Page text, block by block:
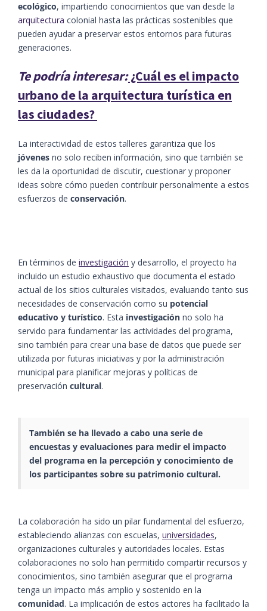
ecológico, impartiendo conocimientos que van desde la
arquitectura colonial hasta las prácticas sostenibles que
pueden ayudar a preservar estos entornos para futuras
generaciones.
Te podría interesar:¿Cuál es el impacto
urbano de la arquitectura turística en
las ciudades?
La interactividad de estos talleres garantiza que los
jóvenes no solo reciben información, sino que también se
les da la oportunidad de discutir, cuestionar y proponer
ideas sobre cómo pueden contribuir personalmente a estos
esfuerzos de conservación.
En términos de investigación y desarrollo, el proyecto ha
incluido un estudio exhaustivo que documenta el estado
actual de los sitios culturales visitados, evaluando tanto sus
necesidades de conservación como su potencial
educativo y turístico. Esta investigación no solo ha
servido para fundamentar las actividades del programa,
sino también para crear una base de datos que puede ser
utilizada por futuras iniciativas y por la administración
municipal para planificar mejoras y políticas de
preservación cultural.
También se ha llevado a cabo una serie de
encuestas y evaluaciones para medir el impacto
del programa en la percepción y conocimiento de
los participantes sobre su patrimonio cultural.
La colaboración ha sido un pilar fundamental del esfuerzo,
estableciendo alianzas con escuelas, universidades,
organizaciones culturales y autoridades locales. Estas
colaboraciones no solo han permitido compartir recursos y
conocimientos, sino también asegurar que el programa
tenga un impacto más amplio y sostenido en la
comunidad. La implicación de estos actores ha facilitado la